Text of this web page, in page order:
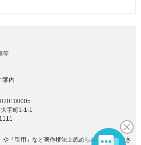
等
案内
手町1-1-1
や「引用」など著作権法上認められた場合を除き